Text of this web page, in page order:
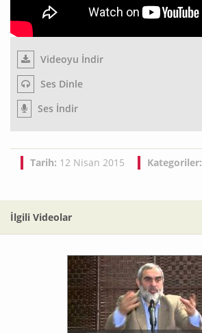
Videoyu İndir
Ses Dinle
Ses İndir
Tarih: 12 Nisan 2015 Kategoriler:
İlgili Videolar